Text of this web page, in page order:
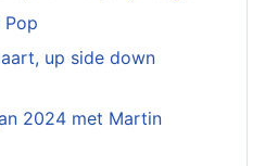
Pop
up side down
2024 met Martin